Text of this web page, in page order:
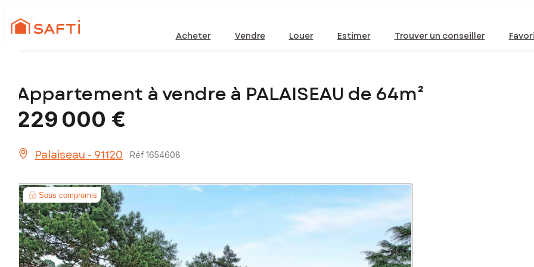
Acheter Vendre Louer Estimer Trouver un conseiller
Appartement à vendre à PALAISEAU de 64m²
229 000 €
Palaiseau - 91120 Réf 1654608
Sous compromis